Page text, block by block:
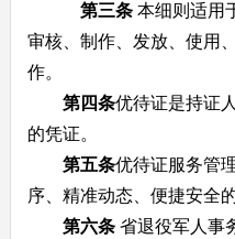
第三条本细则适用
审核、制作、发放、使用
作。
第四条优待证是持证
的凭证。
第五条优待证服务管
序、精准动态、便捷安全的
第六条省退役军人事